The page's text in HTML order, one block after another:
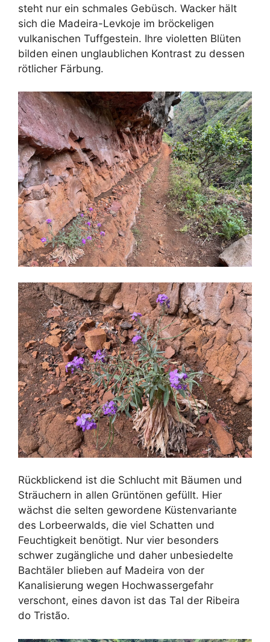
steht nur ein schmales Gebüsch. Wacker hält
sich die Madeira-Levkoje im bröckeligen
vulkanischen Tuffgestein. Ihre violetten Blüten
bilden einen unglaublichen Kontrast zu dessen
rötlicher Färbung.
Rückblickend ist die Schlucht mit Bäumen und
Sträuchern in allen Grüntönen gefüllt. Hier
wächst die selten gewordene Küstenvariante
des Lorbeerwalds, die viel Schatten und
Feuchtigkeit benötigt. Nur vier besonders
schwer zugängliche und daher unbesiedelte
Bachtäler blieben auf Madeira von der
Kanalisierung wegen Hochwassergefahr
verschont, eines davon ist das Tal der Ribeira
do Tristão.